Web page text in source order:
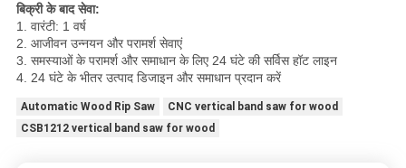
बिक्री के बाद सेवा:
1. वारंटी: 1 वर्ष
2. आजीवन उन्नयन और परामर्श सेवाएं
3. समस्याओं के परामर्श और समाधान के लिए 24 घंटे की सर्विस हॉट लाइन
4. 24 घंटे के भीतर उत्पाद डिजाइन और समाधान प्रदान करें
Automatic Wood Rip Saw
CNC vertical band saw for wood
CSB1212 vertical band saw for wood